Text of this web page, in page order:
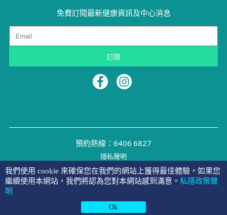
查詢熱線
免費訂閱最新健康資訊及中心消息
Email
訂閱
預約熱線：6406 6827
©2026 NYMG
隱私聲明
我們使用 cookie 來確保您在我們的網站上獲得最佳體驗。如果您
繼續使用本網站，我們將認為您對本網站感到滿意。 私隱政策聲
明
Ok